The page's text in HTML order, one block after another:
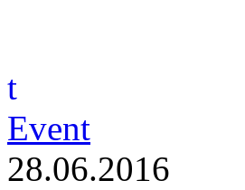
t
Event
28.06.2016